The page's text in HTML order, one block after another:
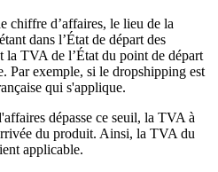
chiffre d’affaires, le lieu de la
dans l’État de départ des
la TVA de l’État du point de départ
Par exemple, si le dropshipping est
qui s'applique.
dépasse ce seuil, la TVA à
du produit. Ainsi, la TVA du
applicable.